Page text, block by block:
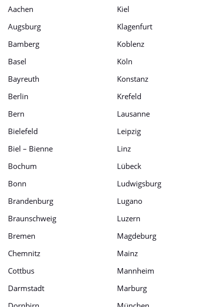
Aachen
Augsburg
Bamberg
Basel
Bayreuth
Berlin
Bern
Bielefeld
Biel – Bienne
Bochum
Bonn
Brandenburg
Braunschweig
Bremen
Chemnitz
Cottbus
Darmstadt
Kiel
Klagenfurt
Koblenz
Köln
Konstanz
Krefeld
Lausanne
Leipzig
Linz
Lübeck
Ludwigsburg
Lugano
Luzern
Magdeburg
Mainz
Mannheim
Marburg